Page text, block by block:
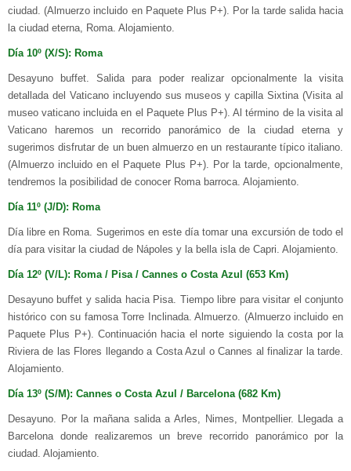
ciudad. (Almuerzo incluido en Paquete Plus P+). Por la tarde salida hacia
la ciudad eterna, Roma. Alojamiento.
Día 10º (X/S): Roma
Desayuno buffet. Salida para poder realizar opcionalmente la visita
detallada del Vaticano incluyendo sus museos y capilla Sixtina (Visita al
museo vaticano incluida en el Paquete Plus P+). Al término de la visita al
Vaticano haremos un recorrido panorámico de la ciudad eterna y
sugerimos disfrutar de un buen almuerzo en un restaurante típico italiano.
(Almuerzo incluido en el Paquete Plus P+). Por la tarde, opcionalmente,
tendremos la posibilidad de conocer Roma barroca. Alojamiento.
Día 11º (J/D): Roma
Día libre en Roma. Sugerimos en este día tomar una excursión de todo el
día para visitar la ciudad de Nápoles y la bella isla de Capri. Alojamiento.
Día 12º (V/L): Roma / Pisa / Cannes o Costa Azul (653 Km)
Desayuno buffet y salida hacia Pisa. Tiempo libre para visitar el conjunto
histórico con su famosa Torre Inclinada. Almuerzo. (Almuerzo incluido en
Paquete Plus P+). Continuación hacia el norte siguiendo la costa por la
Riviera de las Flores llegando a Costa Azul o Cannes al finalizar la tarde.
Alojamiento.
Día 13º (S/M): Cannes o Costa Azul / Barcelona (682 Km)
Desayuno. Por la mañana salida a Arles, Nimes, Montpellier. Llegada a
Barcelona donde realizaremos un breve recorrido panorámico por la
ciudad. Alojamiento.